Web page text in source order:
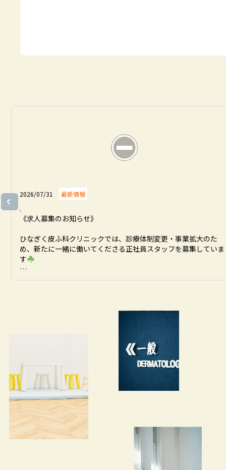
2026/07/31 最新情報
.
《求人募集のお知らせ》
ひなぎく皮ふ科クリニックでは、診療体制変更・事業拡大のた
め、新たに一緒に働いてくださる正社員スタッフを募集していま
す
●看護師、准看護師
採血／点滴／いぼ・たこなどの処置及び検体採取業務
受付業務、電話対応、医療事務、エステ業務
看護助手、エステ業務、問い合わせ対応など
詳細はindeedにて掲載しております
プロフィールのハイライトからリンクをタップ、
またはQRコード読み取りにてご確認ください。
（※indeed似て検索も可能です）
美容未経験者も歓迎しております🕊
ご興味のある方は是非ご応募下さい。